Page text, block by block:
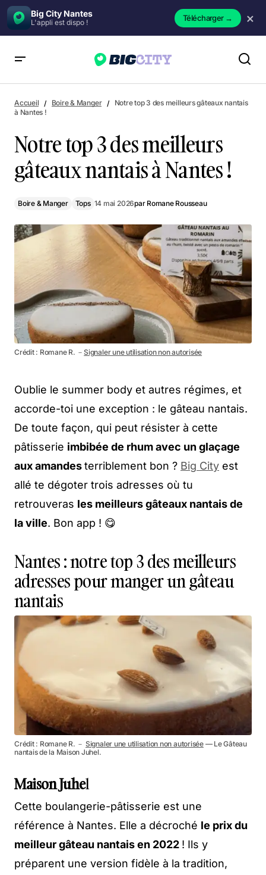
Big City Nantes
L'appli est dispo ! Télécharger→ ×
Accueil Boire & Manger
Notre top 3 des meilleurs gâteaux nantais
à Nantes !
Notre top 3 des meilleurs
gâteaux nantais à Nantes !
Boire & Manger Tops 14 mai 2026par Romane Rousseau
Crédit : Romane R. －Signaler une utilisation non autorisée
Oublie le summer body et autres régimes, et
accorde-toi une exception : le gâteau nantais.
De toute façon, qui peut résister à cette
pâtisserie imbibée de rhum avec un glaçage
aux amandesterriblement bon ? Big City est
allé te dégoter trois adresses où tu
retrouveras les meilleurs gâteaux nantais de
la ville. Bon app ! 😋
Nantes : notre top 3 des meilleurs
adresses pour manger un gâteau
nantais
Crédit : Romane R. － Signaler une utilisation non autorisée— Le Gâteau
nantais de la Maison Juhel.
Maison Juhel
Cette boulangerie-pâtisserie est une
référence à Nantes. Elle a décroché le prix du
meilleur gâteau nantais en 2022 ! Ils y
préparent une version fidèle à la tradition,